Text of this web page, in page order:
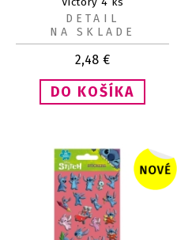
2,48 €
DETAIL
NA SKLADE